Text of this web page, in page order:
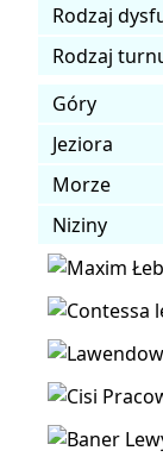
Rodzaj
Rodzaj
Góry
Jeziora
Morze
Niziny